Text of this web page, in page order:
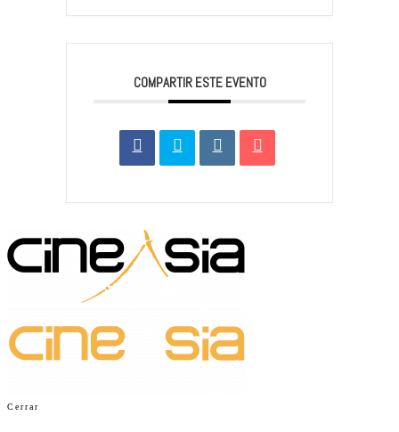
COMPARTIR ESTE EVENTO
Cerrar